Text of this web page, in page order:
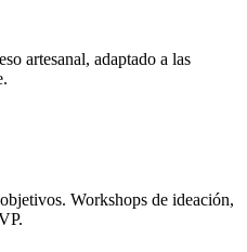
artesanal, adaptado a las
Workshops de ideación,